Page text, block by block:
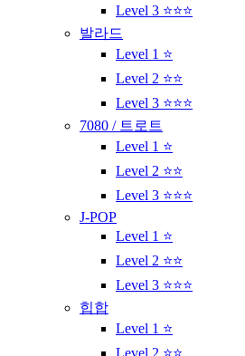
Level 3 ⭐⭐⭐
발라드
Level 1 ⭐
Level 2 ⭐⭐
Level 3 ⭐⭐⭐
7080 / 트로트
Level 1 ⭐
Level 2 ⭐⭐
Level 3 ⭐⭐⭐
J-POP
Level 1 ⭐
Level 2 ⭐⭐
Level 3 ⭐⭐⭐
힙합
Level 1 ⭐
Level 2 ⭐⭐